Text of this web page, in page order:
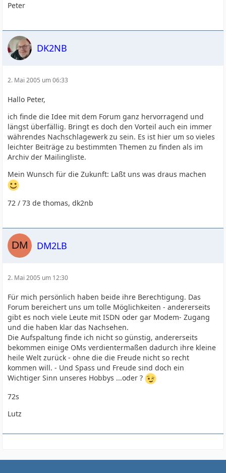
Peter
DK2NB
2. Mai 2005 um 06:33
Hallo Peter,
ich finde die Idee mit dem Forum ganz hervorragend und
längst überfällig. Bringt es doch den Vorteil auch ein immer
währendes Nachschlagewerk zu sein. Es ist hier um so vieles
leichter Beiträge zu bestimmten Themen zu finden als im
Archiv der Mailingliste.
Mein Wunsch für die Zukunft: Laßt uns was draus machen
72 / 73 de thomas, dk2nb
DM2LB
2. Mai 2005 um 12:30
Für mich persönlich haben beide ihre Berechtigung. Das
Forum bereichert uns um tolle Möglichkeiten - andererseits
gibt es noch viele Leute mit ISDN oder gar Modem- Zugang
und die haben klar das Nachsehen.
Die Aufspaltung finde ich nicht so günstig, andererseits
bekommen einige OMs verdientermaßen dadurch ihre kleine
heile Welt zurück - ohne die die Freude nicht so recht
kommen will. - Und Spass und Freude sind doch ein
Wichtiger Sinn unseres Hobbys ...oder ?
72s
Lutz